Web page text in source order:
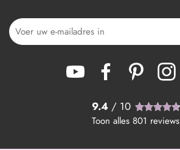
9.4 / 10
Toon alles 801 reviews